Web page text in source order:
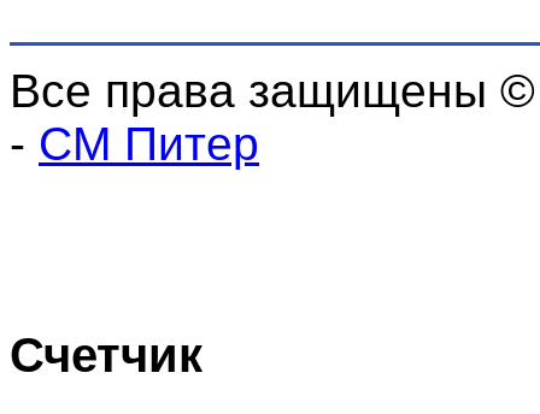
Все права защищены
- СМ Питер
Счетчик